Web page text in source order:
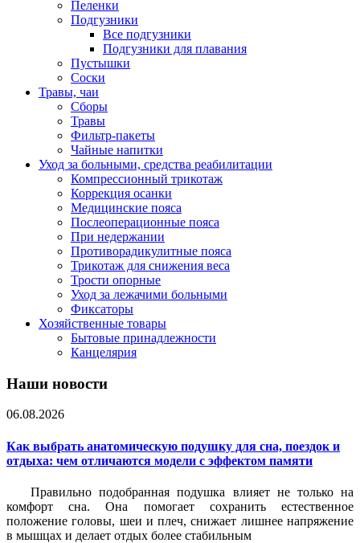
Пеленки
Подгузники
Все подгузники
Подгузники для плавания
Пустышки
Соски
Травы, чаи
Сборы
Травы
Фильтр-пакеты
Чайные напитки
Уход за больными, средства реабилитации
Компрессионный трикотаж
Коррекция осанки
Медицинские пояса
Послеоперационные пояса
При недержании
Противорадикулитные пояса
Трикотаж для снижения веса
Трости опорные
Уход за лежачими больными
Фиксаторы
Хозяйственные товары
Бытовые принадлежности
Канцелярия
Наши новости
06.08.2026
Как выбрать анатомическую подушку для сна, поездок и
отдыха: чем отличаются модели с эффектом памяти
Правильно подобранная подушка влияет не только на
комфорт сна. Она помогает сохранить естественное
положение головы, шеи и плеч, снижает лишнее напряжение
в мышцах и делает отдых более стабильным